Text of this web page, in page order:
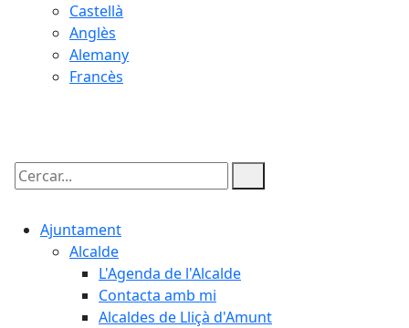
Castellà
Anglès
Alemany
Francès
Cercar:
Ajuntament
Alcalde
L'Agenda de l'Alcalde
Contacta amb mi
Alcaldes de Lliçà d'Amunt